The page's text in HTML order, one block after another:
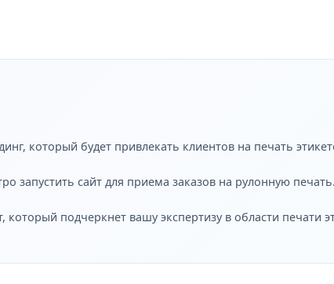
который будет привлекать клиентов на печать
запустить сайт для приема заказов на рулонную печать.
который подчеркнет вашу экспертизу в области печати